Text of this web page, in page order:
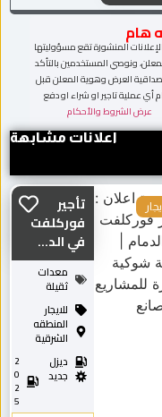
المنشورة تقع مسؤوليتها
ونوصي المستخدمين بالتأكد
العرض وهوية المعلن قبل
عملية تاجير او شراء او دفع
الشروط والأحكام
اعلانات مشابهة
تأجير
فوركلفت
في الد...
معدات
ثقيلة
للايجار
المنطقه
الشرقية
ديزل
جديد
0
2